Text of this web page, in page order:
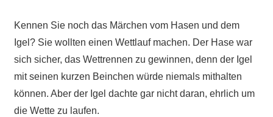
Kennen Sie noch das Märchen vom Hasen und dem
Igel? Sie wollten einen Wettlauf machen. Der Hase war
sich sicher, das Wettrennen zu gewinnen, denn der Igel
mit seinen kurzen Beinchen würde niemals mithalten
können. Aber der Igel dachte gar nicht daran, ehrlich um
die Wette zu laufen.